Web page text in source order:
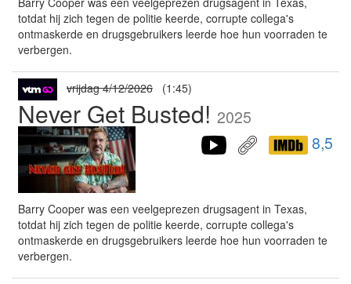
totdat hij zich tegen de politie keerde, corrupte collega's
ontmaskerde en drugsgebruikers leerde hoe hun voorraden te
verbergen.
vrijdag 4/12/2026 (1:45)
Never Get Busted! 2025
8,5
Barry Cooper was een veelgeprezen drugsagent in Texas,
totdat hij zich tegen de politie keerde, corrupte collega's
ontmaskerde en drugsgebruikers leerde hoe hun voorraden te
verbergen.